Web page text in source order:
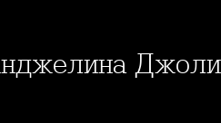
Анджелина